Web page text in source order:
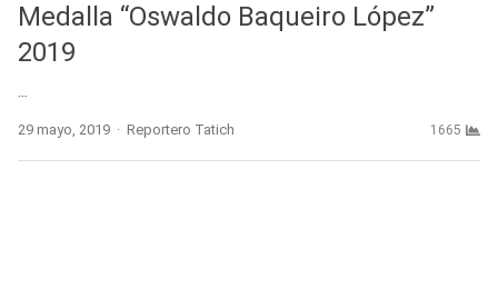
Medalla “Oswaldo Baqueiro López”
2019
…
29 mayo, 2019 Author
Reportero Tatich 1665